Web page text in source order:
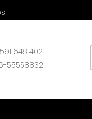
648 402
55558832